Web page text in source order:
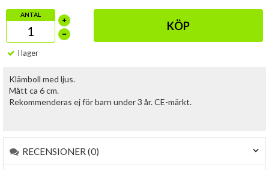
ANTAL
KÖP
I lager
Klämboll med ljus.
Mått ca 6 cm.
Rekommenderas ej för barn under 3 år. CE-märkt.
RECENSIONER (0)